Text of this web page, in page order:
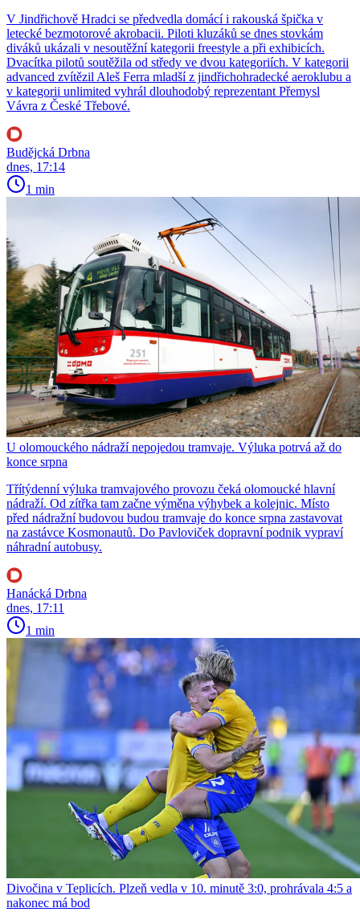
V Jindřichově Hradci se předvedla domácí i rakouská špička v
letecké bezmotorové akrobacii. Piloti kluzáků se dnes stovkám
diváků ukázali v nesoutěžní kategorii freestyle a při exhibicích.
Dvacítka pilotů soutěžila od středy ve dvou kategoriích. V kategorii
advanced zvítězil Aleš Ferra mladší z jindřichohradecké aeroklubu a
v kategorii unlimited vyhrál dlouhodobý reprezentant Přemysl
Vávra z České Třebové.
Budějcká Drbna
dnes, 17:14
1 min
U olomouckého nádraží nepojedou tramvaje. Výluka potrvá až do
konce srpna
Třítýdenní výluka tramvajového provozu čeká olomoucké hlavní
nádraží. Od zítřka tam začne výměna výhybek a kolejnic. Místo
před nádražní budovou budou tramvaje do konce srpna zastavovat
na zastávce Kosmonautů. Do Pavloviček dopravní podnik vypraví
náhradní autobusy.
Hanácká Drbna
dnes, 17:11
1 min
Divočina v Teplicích. Plzeň vedla v 10. minutě 3:0, prohrávala 4:5 a
nakonec má bod